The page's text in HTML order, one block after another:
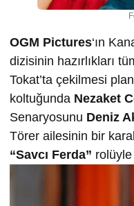
OGM Pictures‘ın
dizisinin hazırlıkları
Tokat’ta çekilmesi
koltuğunda Nezaket
Senaryosunu Deniz
Törer ailesinin bir
“Savcı Ferda” rolüyle